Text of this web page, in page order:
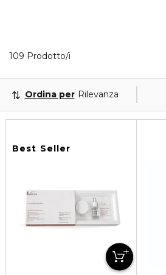
109 Prodotto/i
Ordina per Rilevanza
Best Seller